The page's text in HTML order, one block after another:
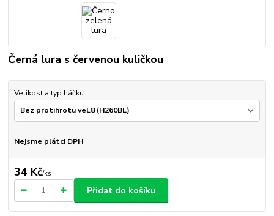
Černá lura s červenou kuličkou
Velikost a typ háčku
Nejsme plátci DPH
34 Kč/ks
Přidat do košíku